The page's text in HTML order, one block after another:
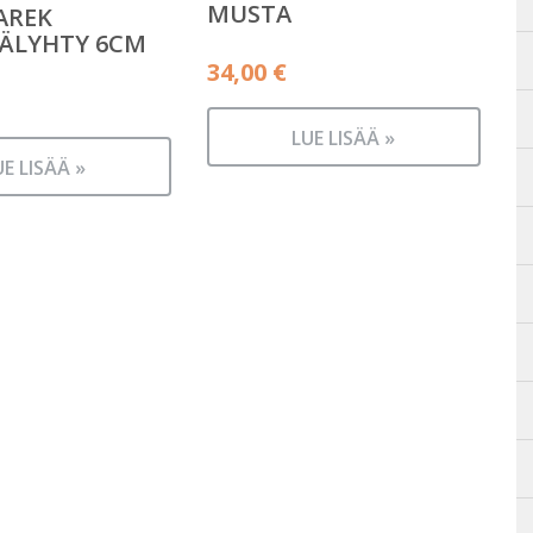
6CM
LISÄÄ »
MUSTA
34,00 €
LUE LISÄÄ »